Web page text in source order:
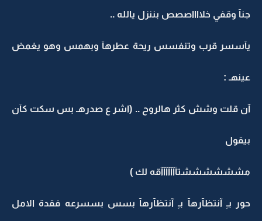
جنآ وقفي خلااااصصص بننزل يالله ..
يآسسر قرب وتنفسس ريحة عطرهآ وبهمس وهو يغمض
عينهـ :
آن قلت وشش كثر هالروح .. (اشر ع صدرهـ بس سكت كآن
بيقول
مششششششتآآآآآآآقه لك )
حور بـِ آنتظآرهآ بـِ آنتظآرهآ بسس بسسرعه فقدة الامل